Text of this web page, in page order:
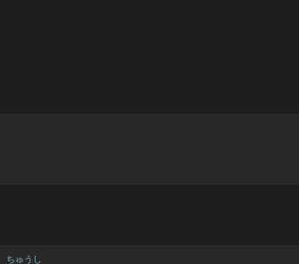
ちゅうし